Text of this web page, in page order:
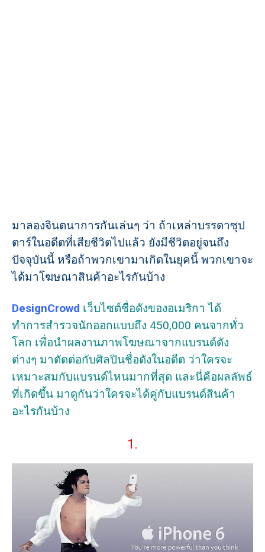
มาลองจินตนาการกันเล่นๆ ว่า ถ้าเหล่าบรรดาซุป
ตาร์ในอดีตที่เสียชีวิตไปแล้ว ยังมีชีวิตอยู่จนถึง
ปัจจุบันนี้ หรือถ้าพวกเขามาเกิดในยุคนี้ พวกเขาจะ
ได้มาโฆษณาสินค้าอะไรกันบ้าง
DesignCrowd เว็บไซต์ชื่อดังของอเมริกา ได้
ทำการสำรวจนักออกแบบถึง 450,000 คนจากทั่ว
โลก เพื่อนำผลงานภาพโฆษณาจากแบรนด์ดัง
ต่างๆ มาตัดต่อกับศิลปินชื่อดังในอดีต ว่าใครจะ
เหมาะสมกับแบรนด์ไหนมากที่สุด และนี่คือผลลัพธ์
ที่เกิดขึ้น มาดูกันว่าใครจะได้คู่กับแบรนด์สินค้า
อะไรกันบ้าง
1.